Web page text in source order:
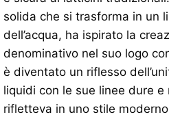
solida che si trasforma in un
dell’acqua, ha ispirato la
denominativo nel suo logo
è diventato un riflesso
liquidi con le sue linee dure e
rifletteva in uno stile